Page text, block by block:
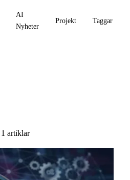
AI
Nyheter
Projekt Taggar
1 artiklar